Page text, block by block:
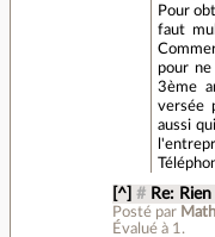
Pour
faut
pour
3ème
versée
aussi
[^] # Re:
Posté par
Évalué à 1 .